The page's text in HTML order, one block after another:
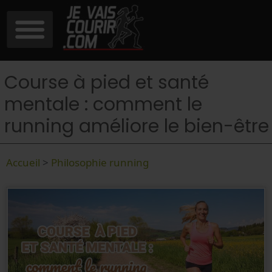
Course à pied et santé
mentale : comment le
running améliore le bien-être
Accueil > Philosophie running